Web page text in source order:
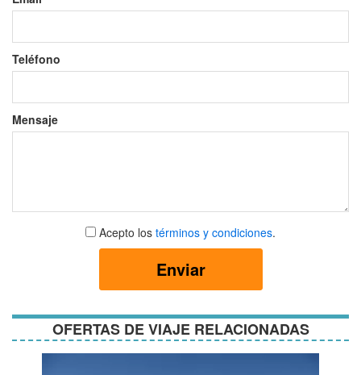
Teléfono
Mensaje
Aceptar
términos
Acepto los términos y condiciones.
Enviar
OFERTAS DE VIAJE RELACIONADAS